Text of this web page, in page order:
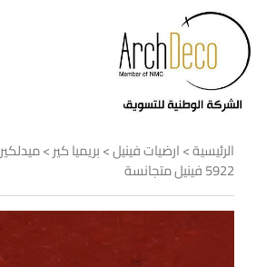
الرئيسية>ارضيات فينيل>بريميا كير>ميدلكير
5922 فينيل متجانسة